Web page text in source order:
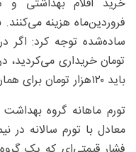
فروردین‌ماه هزینه
تومان خریداری می‌کردید،
باید ۱۲۰‌هزار تومان برای همان دارو بپردازید.
تورم ماهانه گروه